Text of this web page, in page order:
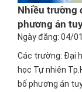
Nhiều trường
phương án
Ngày đăng: 04/
Các trường: Đại
học Tự nhiên
bố phương án